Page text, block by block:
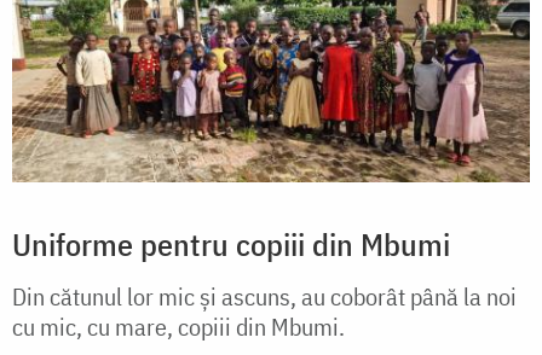
Uniforme pentru copiii din Mbumi
Din cătunul lor mic şi ascuns, au coborât până la noi
cu mic, cu mare, copiii din Mbumi.